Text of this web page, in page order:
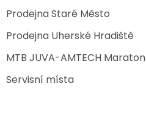
Prodejna Staré Město
Prodejna Uherské Hradiště
MTB JUVA-AMTECH Maraton
Servisní místa